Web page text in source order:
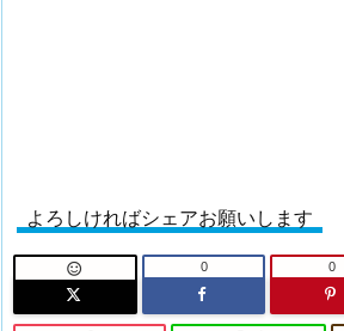
よろしければシェアお願いします
 0 0